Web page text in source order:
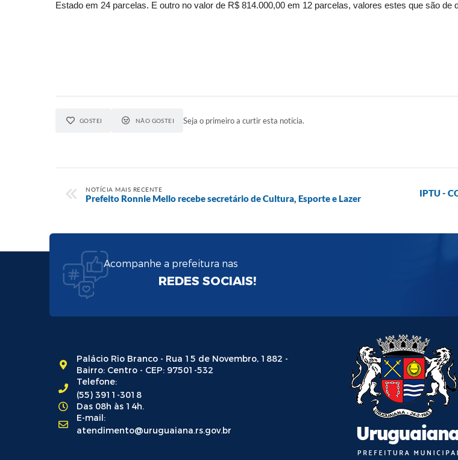
Estado em 24 parcelas. E outro no valor de R$ 814.000,00 em 12 parcelas, valores estes que são
GOSTEI NÃO GOSTEI Seja o primeiro a curtir esta notícia.
NOTÍCIA MAIS RECENTE
Prefeito Ronnie Mello recebe secretário de Cultura, Esporte e Lazer
IPTU -
Acompanhe a prefeitura nas
REDES SOCIAIS!
Palácio Rio Branco - Rua 15 de Novembro, 1882 -
Bairro: Centro - CEP: 97501-532
Telefone:
(55) 3911-3018
Das 08h às 14h.
E-mail:
atendimento@uruguaiana.rs.gov.br